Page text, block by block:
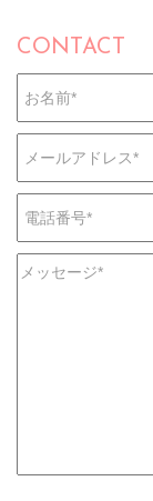
CONTACT